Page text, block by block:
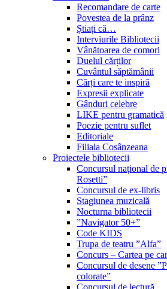
Recomandare de carte
Povestea de la prânz
Știați că…
Interviurile Bibliotecii
Vânătoarea de comori
Duelul cărților
Cuvântul săptămânii
Cărți care te inspiră
Expresii explicate
Gânduri celebre
LIKE pentru gramatică
Poezie pentru suflet
Editoriale
Filiala Cosânzeana
Proiectele bibliotecii
Concursul național de
Rosetti”
Concursul de ex-libris
Stagiunea muzicală
Nocturna bibliotecii
”Navigator 50+”
Code KIDS
Trupa de teatru ”Alfa”
Concurs – Cartea pe
Concursul de desene
colorate”